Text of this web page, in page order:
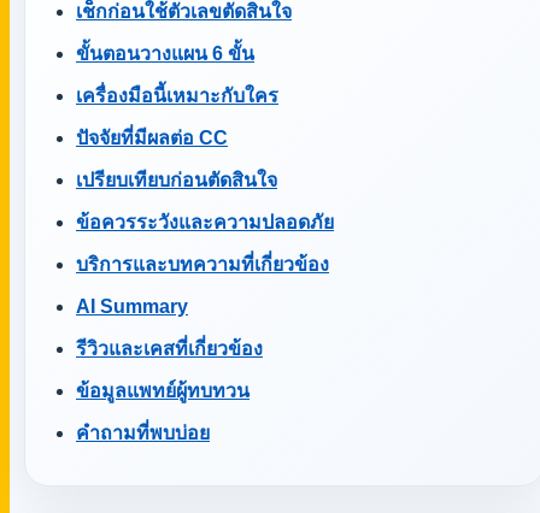
เช็กก่อนใช้ตัวเลขตัดสินใจ
ขั้นตอนวางแผน 6 ขั้น
เครื่องมือนี้เหมาะกับใคร
ปัจจัยที่มีผลต่อ CC
เปรียบเทียบก่อนตัดสินใจ
ข้อควรระวังและความปลอดภัย
บริการและบทความที่เกี่ยวข้อง
AI Summary
รีวิวและเคสที่เกี่ยวข้อง
ข้อมูลแพทย์ผู้ทบทวน
คำถามที่พบบ่อย